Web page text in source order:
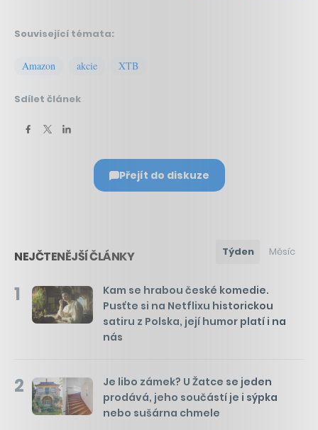
Související témata:
Amazon akcie XTB
Sdílet článek
Přejít do diskuze
NEJČTENĚJŠÍ ČLÁNKY Týden Měsíc
1
Kam se hrabou české komedie.
Pusťte si na Netflixu historickou
satiru z Polska, její humor platí i na
nás
2
Je libo zámek? U Žatce se jeden
prodává, jeho součástí je i sýpka
nebo sušárna chmele